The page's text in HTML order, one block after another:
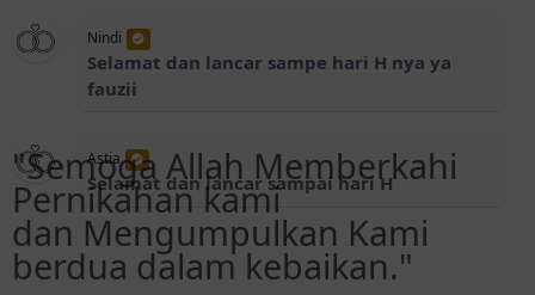
Astia
Selamat dan lancar sampai hari H
Selamat bahagia selalu
Abdul Rahman
Selamat boskuu.. Samawa.. Semoga lancar
sampai hari h
"Semoga Allah Memberkahi
Pernikahan kami
dan Mengumpulkan Kami
berdua dalam kebaikan."